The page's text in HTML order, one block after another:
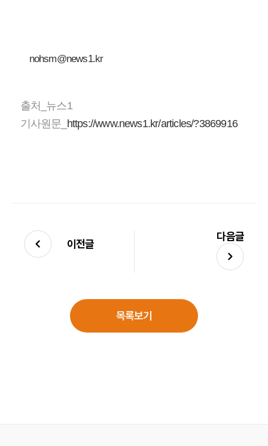
nohsm@news1.kr
출처_뉴스1
기사원문_ https://www.news1.kr/articles/?3869916
이전글
다음글
목록보기